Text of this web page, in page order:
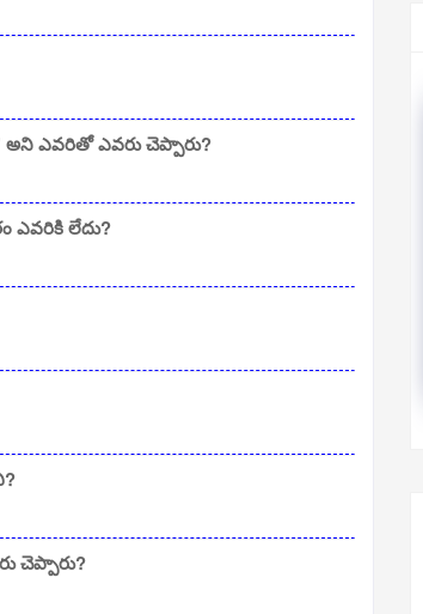
ఎవరితో ఎవరు చెప్పారు?
ఎవరికి లేదు?
చెప్పారు?